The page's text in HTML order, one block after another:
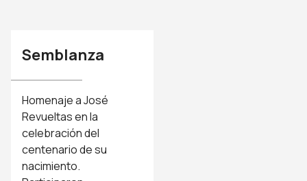
Semblanza
Homenaje a José
Revueltas en la
celebración del
centenario de su
nacimiento.